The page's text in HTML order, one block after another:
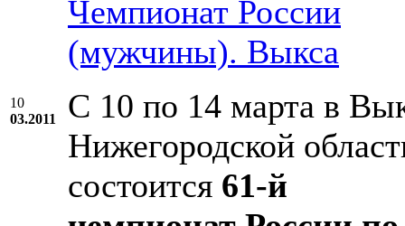
10
03.2011
Чемпионат России
(мужчины). Выкса
С 10 по 14 марта в
Нижегородской
состоится 61-й